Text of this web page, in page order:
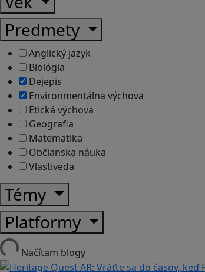
Predmety
Anglický jazyk
Biológia
Dejepis
Environmentálna výchova
Etická výchova
Geografia
Matematika
Občianska náuka
Vlastiveda
Témy
Platformy
Načítam blogy